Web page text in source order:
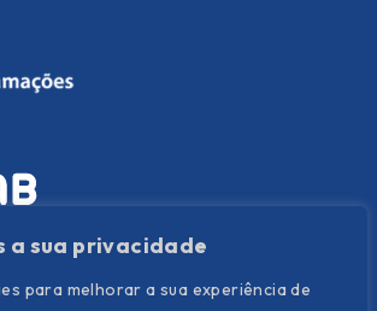
a sua privacidade
para melhorar a sua experiência de